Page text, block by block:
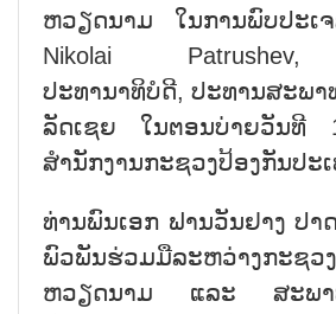
ຫວຽດນາມ ໃນການພົບປະເ
Nikolai
ປະທານາທິບໍດີ, ປະທານສະພ
ລັດເຊຍ ໃນຕອນບ່າຍວັນ
ສຳນັກງານກະຊວງປ້ອງກັນປະ
ທ່ານພົນເອກ ຟານວັນຢາງ ປ
ພົວພັນຮ່ວມມືລະຫວ່າງກະຊວ
ຫວຽດນາມ ແລະ ສະພາ